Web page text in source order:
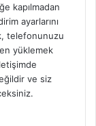
kapılmadan
ayarlarını
telefonunuzu
yüklemek
ve siz